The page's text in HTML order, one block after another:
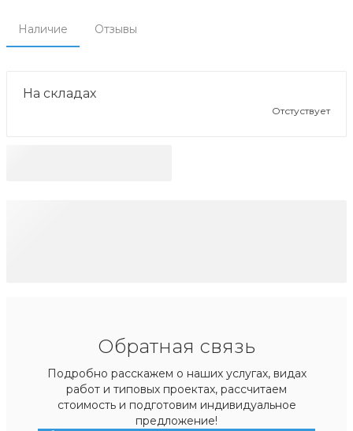
Наличие Отзывы
На складах
Отстуствует
Обратная связь
Подробно расскажем о наших услугах, видах
работ и типовых проектах, рассчитаем
стоимость и подготовим индивидуальное
предложение!